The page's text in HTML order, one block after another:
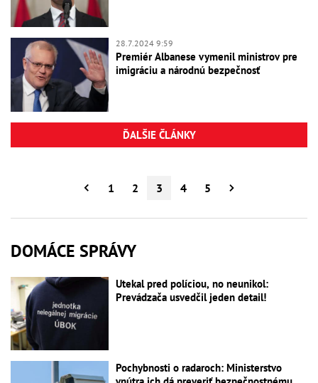
28.7.2024 9:59
Premiér Albanese vymenil ministrov pre
imigráciu a národnú bezpečnosť
ĎALŠIE ČLÁNKY
1 2 3 4 5
DOMÁCE SPRÁVY
Utekal pred políciou, no neunikol:
Prevádzača usvedčil jeden detail!
Pochybnosti o radaroch: Ministerstvo